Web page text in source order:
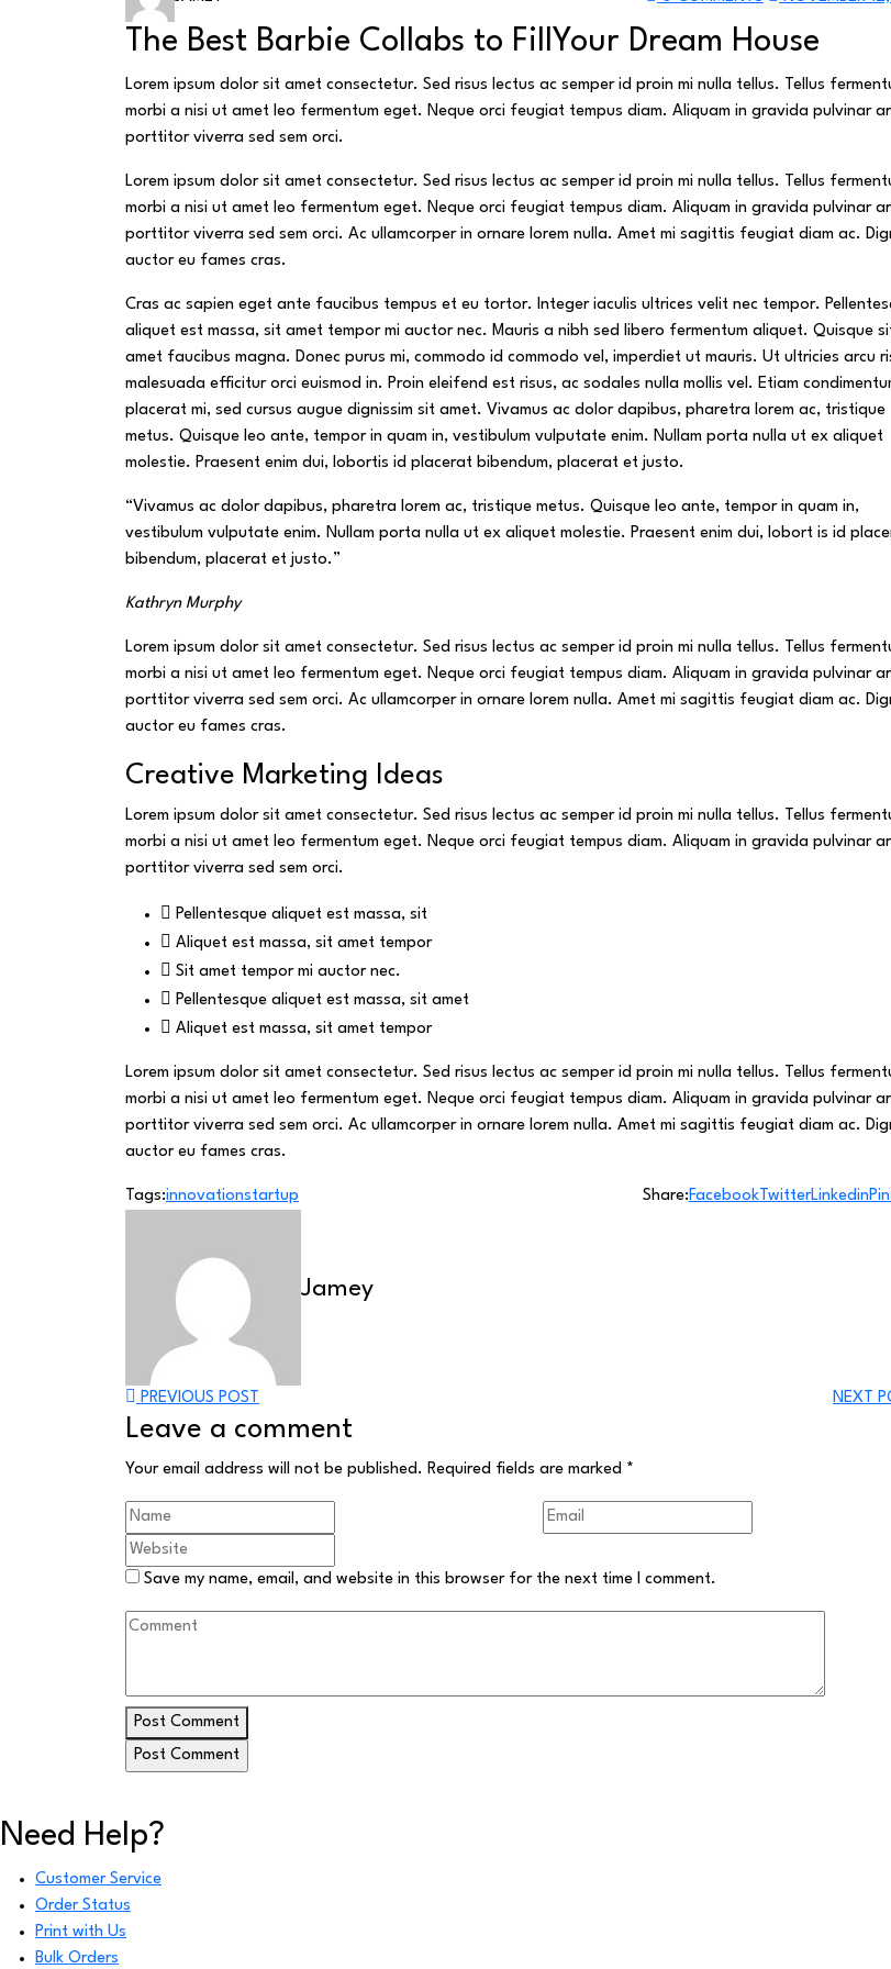
The Best Barbie Collabs to FillYour Dream House
Lorem ipsum dolor sit amet consectetur. Sed risus lectus ac semper id proin mi nulla tellus. Tellus
morbi a nisi ut amet leo fermentum eget. Neque orci feugiat tempus diam. Aliquam in gravida pulvinar
porttitor viverra sed sem orci.
Lorem ipsum dolor sit amet consectetur. Sed risus lectus ac semper id proin mi nulla tellus. Tellus
morbi a nisi ut amet leo fermentum eget. Neque orci feugiat tempus diam. Aliquam in gravida pulvinar
porttitor viverra sed sem orci. Ac ullamcorper in ornare lorem nulla. Amet mi sagittis feugiat diam ac.
auctor eu fames cras.
Cras ac sapien eget ante faucibus tempus et eu tortor. Integer iaculis ultrices velit nec tempor.
aliquet est massa, sit amet tempor mi auctor nec. Mauris a nibh sed libero fermentum aliquet. Quisque
amet faucibus magna. Donec purus mi, commodo id commodo vel, imperdiet ut mauris. Ut ultricies arcu
malesuada efficitur orci euismod in. Proin eleifend est risus, ac sodales nulla mollis vel. Etiam
placerat mi, sed cursus augue dignissim sit amet. Vivamus ac dolor dapibus, pharetra lorem ac, tristique
metus. Quisque leo ante, tempor in quam in, vestibulum vulputate enim. Nullam porta nulla ut ex aliquet
molestie. Praesent enim dui, lobortis id placerat bibendum, placerat et justo.
“Vivamus ac dolor dapibus, pharetra lorem ac, tristique metus. Quisque leo ante, tempor in quam in,
vestibulum vulputate enim. Nullam porta nulla ut ex aliquet molestie. Praesent enim dui, lobort is id
bibendum, placerat et justo.”
Kathryn Murphy
Lorem ipsum dolor sit amet consectetur. Sed risus lectus ac semper id proin mi nulla tellus. Tellus
morbi a nisi ut amet leo fermentum eget. Neque orci feugiat tempus diam. Aliquam in gravida pulvinar
porttitor viverra sed sem orci. Ac ullamcorper in ornare lorem nulla. Amet mi sagittis feugiat diam ac.
auctor eu fames cras.
Creative Marketing Ideas
Lorem ipsum dolor sit amet consectetur. Sed risus lectus ac semper id proin mi nulla tellus. Tellus
morbi a nisi ut amet leo fermentum eget. Neque orci feugiat tempus diam. Aliquam in gravida pulvinar
porttitor viverra sed sem orci.
Pellentesque aliquet est massa, sit
Aliquet est massa, sit amet tempor
Sit amet tempor mi auctor nec.
Pellentesque aliquet est massa, sit amet
Aliquet est massa, sit amet tempor
Lorem ipsum dolor sit amet consectetur. Sed risus lectus ac semper id proin mi nulla tellus. Tellus
morbi a nisi ut amet leo fermentum eget. Neque orci feugiat tempus diam. Aliquam in gravida pulvinar
porttitor viverra sed sem orci. Ac ullamcorper in ornare lorem nulla. Amet mi sagittis feugiat diam ac.
auctor eu fames cras.
Tags:innovationstartup Share:Facebook TwitterLinkedin
Jamey
PREVIOUS POST NEXT
Leave a comment
Your email address will not be published. Required fields are marked *
Save my name, email, and website in this browser for the next time I comment.
Post Comment
Need Help?
Customer Service
Order Status
Print with Us
Bulk Orders